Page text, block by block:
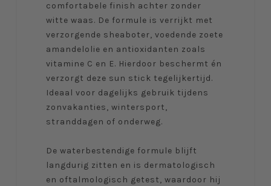
comfortabele finish achter zonder
witte waas. De formule is verrijkt met
verzorgende sheaboter, voedende zoete
amandelolie en antioxidanten zoals
vitamine C en E. Hierdoor beschermt én
verzorgt deze sun stick tegelijkertijd.
Ideaal voor dagelijks gebruik tijdens
zonvakanties, wintersport,
stranddagen of onderweg.
De waterbestendige formule blijft
langdurig zitten en is dermatologisch
en oftalmologisch getest, waardoor hij